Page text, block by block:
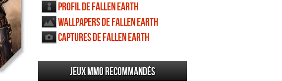
Profil de Fallen Earth
Wallpapers de Fallen Earth
Captures de Fallen Earth
Jeux MMO recommandés